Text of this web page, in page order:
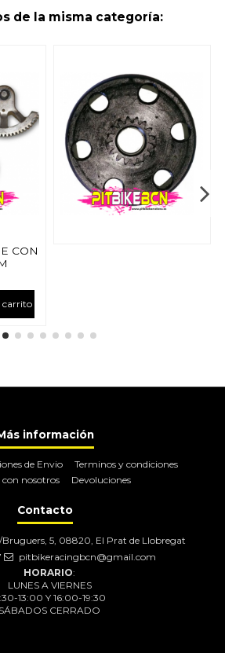
de la misma categoría:
CON
carrito
información
de Envio
Terminos y condiciones
nosotros
Devoluciones
Contacto
Bruguers, 5, 08820, El Prat de Llobregat
pitbikeracingbcn@gmail.com
HORARIO:
LUNES A VIERNES
13:00 Y 16:00-19:30
SÁBADOS CERRADO